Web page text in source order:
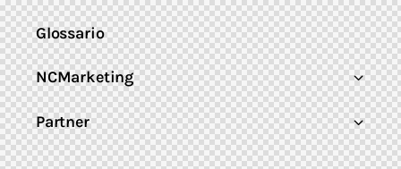
Glossario
NCMarketing
Partner